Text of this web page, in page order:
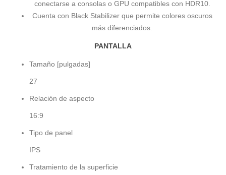
conectarse a consolas o GPU compatibles con HDR10.
Cuenta con Black Stabilizer que permite colores oscuros
más diferenciados.
PANTALLA
Tamaño [pulgadas]
27
Relación de aspecto
16:9
Tipo de panel
IPS
Tratamiento de la superficie